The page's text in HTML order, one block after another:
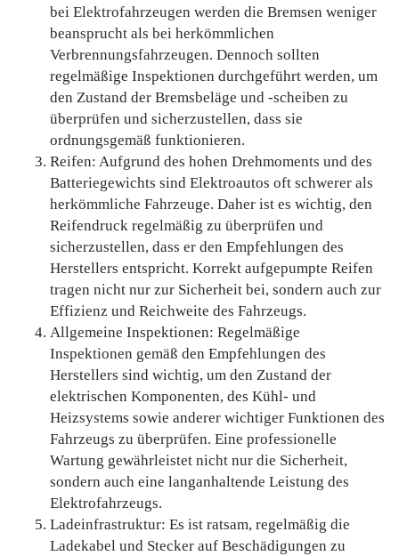
bei Elektrofahrzeugen werden die Bremsen weniger
beansprucht als bei herkömmlichen
Verbrennungsfahrzeugen. Dennoch sollten
regelmäßige Inspektionen durchgeführt werden, um
den Zustand der Bremsbeläge und -scheiben zu
überprüfen und sicherzustellen, dass sie
ordnungsgemäß funktionieren.
Reifen: Aufgrund des hohen Drehmoments und des
Batteriegewichts sind Elektroautos oft schwerer als
herkömmliche Fahrzeuge. Daher ist es wichtig, den
Reifendruck regelmäßig zu überprüfen und
sicherzustellen, dass er den Empfehlungen des
Herstellers entspricht. Korrekt aufgepumpte Reifen
tragen nicht nur zur Sicherheit bei, sondern auch zur
Effizienz und Reichweite des Fahrzeugs.
Allgemeine Inspektionen: Regelmäßige
Inspektionen gemäß den Empfehlungen des
Herstellers sind wichtig, um den Zustand der
elektrischen Komponenten, des Kühl- und
Heizsystems sowie anderer wichtiger Funktionen des
Fahrzeugs zu überprüfen. Eine professionelle
Wartung gewährleistet nicht nur die Sicherheit,
sondern auch eine langanhaltende Leistung des
Elektrofahrzeugs.
Ladeinfrastruktur: Es ist ratsam, regelmäßig die
Ladekabel und Stecker auf Beschädigungen zu